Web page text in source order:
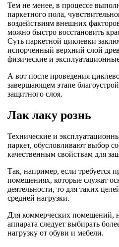
Тем не менее, в процессе
паркетного пола,
воздействиям внешних
можно быстро восстановить
Суть паркетной циклевки
испорченный верхний слой
физические и
А вот после проведения
завершающем этапе
защитного слоя.
Лак лаку рознь
Технические и
паркет, обусловливают выбор
качественным свойствам для
Так, например, если требуется
помещениях, которые служат
деятельности, то для таких
средней нагрузки.
Для коммерческих помещений,
аппарата следует выбирать
нагрузку от обуви и мебели.